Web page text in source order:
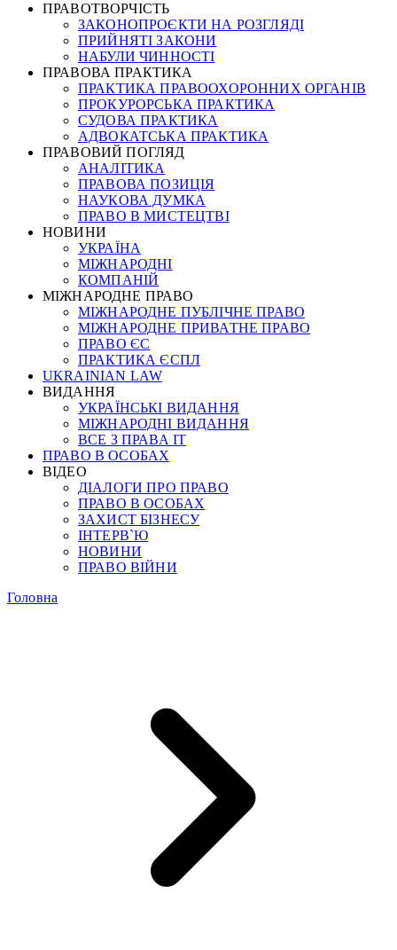
ПРАВОТВОРЧІСТЬ
ЗАКОНОПРОЄКТИ НА РОЗГЛЯДІ
ПРИЙНЯТІ ЗАКОНИ
НАБУЛИ ЧИННОСТІ
ПРАВОВА ПРАКТИКА
ПРАКТИКА ПРАВООХОРОННИХ ОРГАНІВ
ПРОКУРОРСЬКА ПРАКТИКА
СУДОВА ПРАКТИКА
АДВОКАТСЬКА ПРАКТИКА
ПРАВОВИЙ ПОГЛЯД
АНАЛІТИКА
ПРАВОВА ПОЗИЦІЯ
НАУКОВА ДУМКА
ПРАВО В МИСТЕЦТВІ
НОВИНИ
УКРАЇНА
МІЖНАРОДНІ
КОМПАНІЙ
МІЖНАРОДНЕ ПРАВО
МІЖНАРОДНЕ ПУБЛІЧНЕ ПРАВО
МІЖНАРОДНЕ ПРИВАТНЕ ПРАВО
ПРАВО ЄС
ПРАКТИКА ЄСПЛ
UKRAINIAN LAW
ВИДАННЯ
УКРАЇНСЬКІ ВИДАННЯ
МІЖНАРОДНІ ВИДАННЯ
ВСЕ З ПРАВА ІТ
ПРАВО В ОСОБАХ
ВІДЕО
ДІАЛОГИ ПРО ПРАВО
ПРАВО В ОСОБАХ
ЗАХИСТ БІЗНЕСУ
ІНТЕРВ`Ю
НОВИНИ
ПРАВО ВІЙНИ
Головна